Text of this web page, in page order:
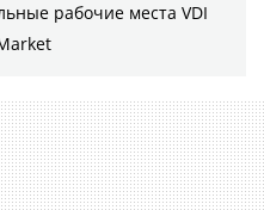
рабочие места VDI